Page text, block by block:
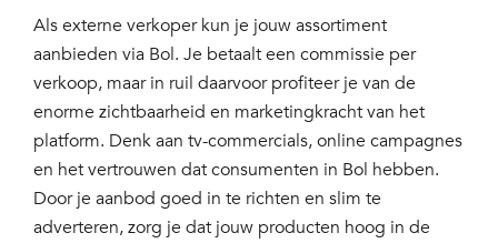
Als externe verkoper kun je jouw assortiment
aanbieden via Bol. Je betaalt een commissie per
verkoop, maar in ruil daarvoor profiteer je van de
enorme zichtbaarheid en marketingkracht van het
platform. Denk aan tv-commercials, online campagnes
en het vertrouwen dat consumenten in Bol hebben.
Door je aanbod goed in te richten en slim te
adverteren, zorg je dat jouw producten hoog in de